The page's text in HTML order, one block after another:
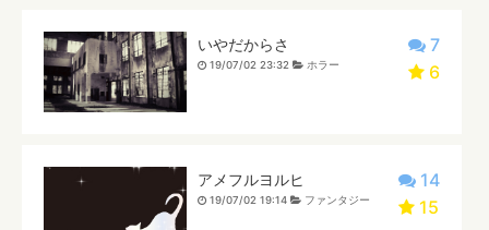
7
6
いやだからさ
19/07/02 23:32 ホラー
14
15
アメフルヨルヒ
19/07/02 19:14 ファンタジー